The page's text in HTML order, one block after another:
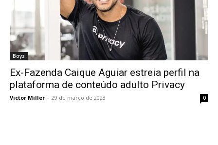
Boyz
Ex-Fazenda Caique Aguiar estreia perfil na
plataforma de conteúdo adulto Privacy
Victor Miller - 29 de março de 2023 0